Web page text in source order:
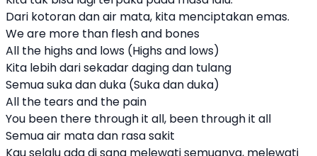
Dari kotoran dan air mata, kita menciptakan emas.
We are more than flesh and bones
All the highs and lows (Highs and lows)
Kita lebih dari sekadar daging dan tulang
Semua suka dan duka (Suka dan duka)
All the tears and the pain
You been there through it all, been through it all
Semua air mata dan rasa sakit
Kau selalu ada di sana melewati semuanya, melewati